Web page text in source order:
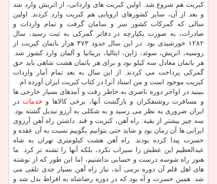
کبریت هم شروع شد. اولین کبریت های وارداتی، از اتریش وارد شد
و بعد از آن، سایر کشورهای اروپایی هم کبریت وارد کردند. اولین
سالی که گمرکات کشور سر و سامان گرفت و تمام واردات و
صادرات، به صورت یکپارچه در دفاتر گمرکی به ثبت رسید، سال
۱۲۸۲ خورشیدی بود. در این سال حدود ۳۷۳ هزار باتمان کبریت از
روسیه، اتریش، سوئد، ژاپن، ایتالیا، بریتانیا و آلمان وارد کشور شد.
هر باتمان معادل سه کیلو بود و برای هر باتمان هشت شاهی باید حق
گمرکی پرداخت می کردند. از این سال به بعد تمام آمار واردات
کبریت موجود است و من اسناد آنرا در کتاب کبریت ایران آورده ام.
ببینید در اواخر دوره ناصری به خاطر رفت و آمدهای بسیار خارجی ها
و مسافرت روشنفکران و بازگشت آنها، برخی کالاها و خدمات در
ایران ضروری به نظر می رسید و به شکلی به آرزو تبدیل گشته بود.
سه چیز بیشتر از بقیه: راه آهن، کبریت و قند. داشتن راه آهن آرزوی
ایرانی ها آن زمان بود و شاید حتی بتوانیم بگوییم نسبت به آن عقده و
حسرت پیدا کرده بودند. راه آهن هشت کیلومتری تهران به شاه
عبدالعظیم این عطش را سیراب نکرد، بلکه آنها را تشنه تر کرد. ما
هنوز راه شوسه درست و حسابی نداشتیم، اما این طور که از نوشته
های اهل قلم آن دوره برمی آید، نیاز راه آهن بسیار جدی تلقی می
شد. همین حسرت و آه بود که در دوره رضاشاه به افراط بدل شد و